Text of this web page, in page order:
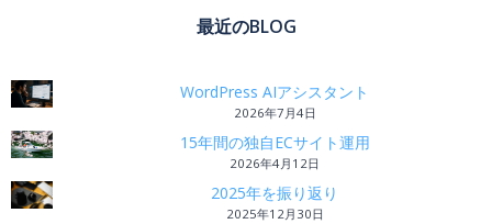
最近のBLOG
WordPress AIアシスタント
2026年7月4日
15年間の独自ECサイト運用
2026年4月12日
2025年を振り返り
2025年12月30日